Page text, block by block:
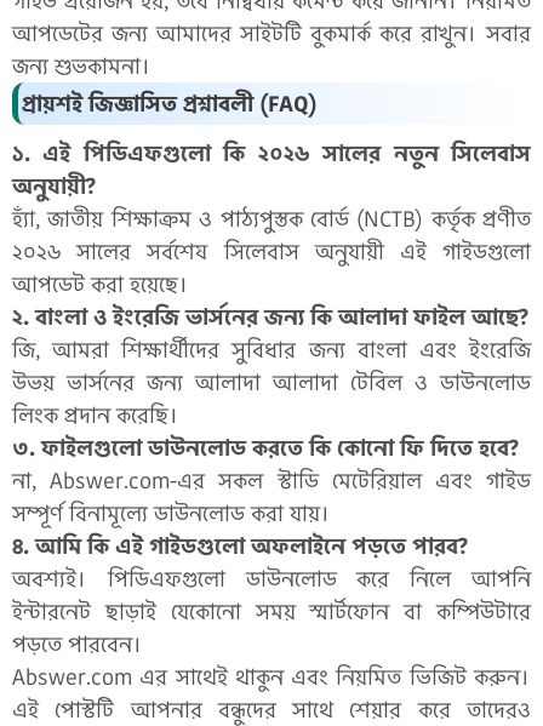
আপডেটের জন্য আমাদের সাইটটি বুকমার্ক করে রাখুন। সবার
জন্য শুভকামনা।
প্রায়শই জিজ্ঞাসিত প্রশ্নাবলী (FAQ)
১. এই পিডিএফগুলো কি ২০২৬ সালের নতুন সিলেবাস
অনুযায়ী?
হ্যাঁ, জাতীয় শিক্ষাক্রম ও পাঠ্যপুস্তক বোর্ড (NCTB) কর্তৃক প্রণীত
২০২৬ সালের সর্বশেষ সিলেবাস অনুযায়ী এই গাইডগুলো
আপডেট করা হয়েছে।
২. বাংলা ও ইংরেজি ভার্সনের জন্য কি আলাদা ফাইল আছে?
জি, আমরা শিক্ষার্থীদের সুবিধার জন্য বাংলা এবং ইংরেজি
উভয় ভার্সনের জন্য আলাদা আলাদা টেবিল ও ডাউনলোড
লিংক প্রদান করেছি।
৩. ফাইলগুলো ডাউনলোড করতে কি কোনো ফি দিতে হবে?
না, Abswer.com-এর সকল স্টাডি মেটেরিয়াল এবং গাইড
সম্পূর্ণ বিনামূল্যে ডাউনলোড করা যায়।
৪. আমি কি এই গাইডগুলো অফলাইনে পড়তে পারব?
অবশ্যই। পিডিএফগুলো ডাউনলোড করে নিলে আপনি
ইন্টারনেট ছাড়াই যেকোনো সময় স্মার্টফোন বা কম্পিউটারে
পড়তে পারবেন।
Abswer.com এর সাথেই থাকুন এবং নিয়মিত ভিজিট করুন।
এই পোস্টটি আপনার বন্ধুদের সাথে শেয়ার করে তাদেরও